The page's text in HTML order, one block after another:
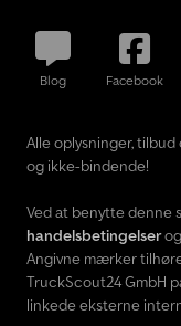
Blog Facebook
Alle oplysninger,
og ikke-bindende!
Ved at benytte denne
handelsbetingelserog
Angivne mærker
TruckScout24 GmbH
linkede eksterne